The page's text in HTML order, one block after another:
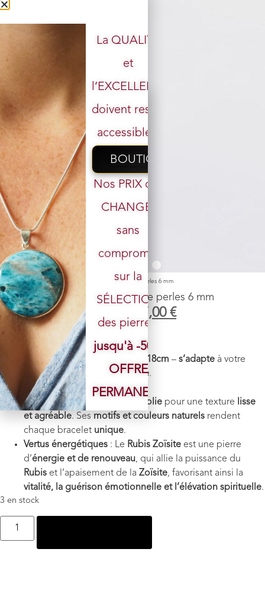
Accueil/Boutique/ Bracelet / Bracelet Rubis Zoïsite perles 6 mm
Bracelet Rubis Zoïsite perles 6 mm
22,00 17,00 €
Pierre : Rubis Zoïsite
Taille des perles :6 mm
Longueur bracelet
18cm – s’adapte à votre
poignetgrâce à sonélastique.
Poids: environ 10 g
Finition: Chaque pierre est polie pour une texture
lisse
et agréable. Ses motifs et couleurs naturels rendent
chaque bracelet unique.
Vertus énergétiques : Le Rubis Zoïsite est une pierre
d’énergie et de renouveau, qui allie la puissance du
Rubis et l’apaisement de la Zoïsite, favorisant ainsi la
vitalité, la guérison émotionnelle et l’élévation spirituelle.
3 en stock
Votre email
La QUALITÉ
et
l’EXCELLENCE
doivent rester
accessibles.
BOUTIQUE
Nos PRIX ont
CHANGÉ,
sans
compromis
sur la
SÉLECTION
des pierres.
jusqu'à -50%
OFFRE
PERMANENTE